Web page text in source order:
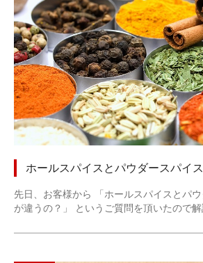
ホールスパイスとパウダースパイ
先日、お客様から 「ホールスパイスとパ
が違うの？」 というご質問を頂いたので